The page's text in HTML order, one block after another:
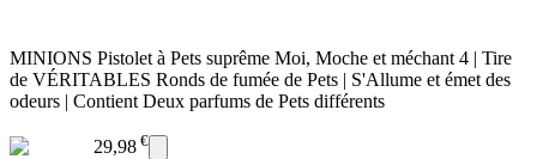
MINIONS Pistolet à Pets suprême Moi, Moche et méchant 4 | Tire
de VÉRITABLES Ronds de fumée de Pets | S'Allume et émet des
odeurs | Contient Deux parfums de Pets différents
29,98 €